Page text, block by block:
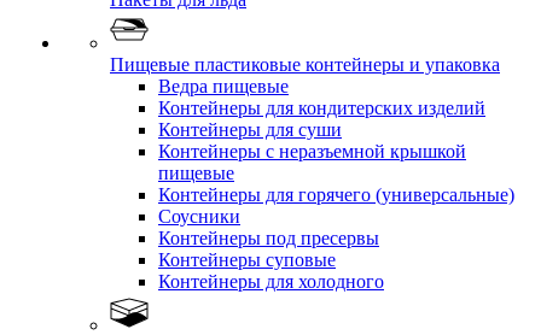
Пищевые пластиковые контейнеры и упаковка
Ведра пищевые
Контейнеры для кондитерских изделий
Контейнеры для суши
Контейнеры с неразъемной крышкой
пищевые
Контейнеры для горячего (универсальные)
Соусники
Контейнеры под пресервы
Контейнеры суповые
Контейнеры для холодного